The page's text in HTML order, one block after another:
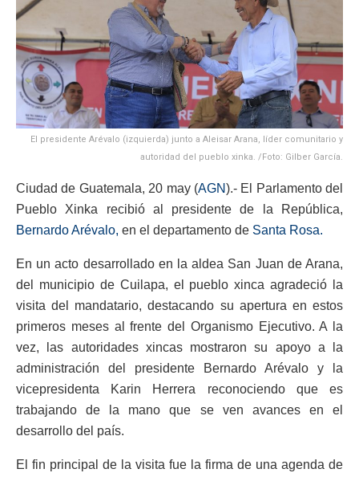
El presidente Arévalo (izquierda) junto a Aleisar Arana, líder comunitario y
autoridad del pueblo xinka. /Foto: Gilber García.
Ciudad de Guatemala, 20 may (AGN).- El Parlamento del
Pueblo Xinka recibió al presidente de la República,
Bernardo Arévalo, en el departamento de Santa Rosa.
En un acto desarrollado en la aldea San Juan de Arana,
del municipio de Cuilapa, el pueblo xinca agradeció la
visita del mandatario, destacando su apertura en estos
primeros meses al frente del Organismo Ejecutivo. A la
vez, las autoridades xincas mostraron su apoyo a la
administración del presidente Bernardo Arévalo y la
vicepresidenta Karin Herrera reconociendo que es
trabajando de la mano que se ven avances en el
desarrollo del país.
El fin principal de la visita fue la firma de una agenda de